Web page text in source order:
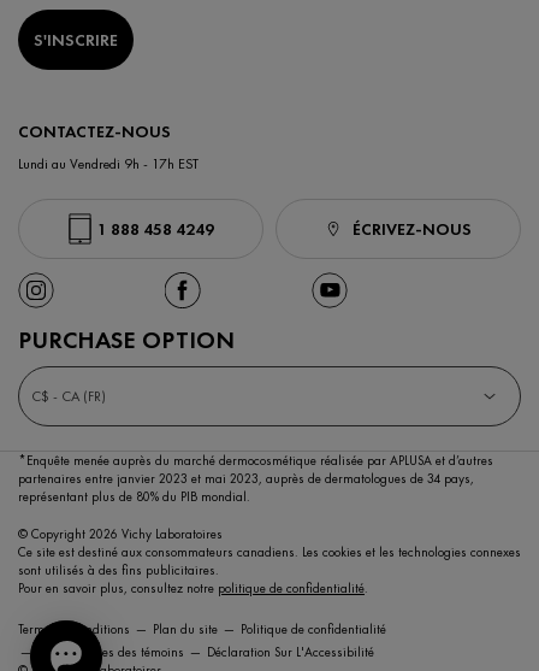
S'INSCRIRE
CONTACTEZ-NOUS
Lundi au Vendredi 9h - 17h EST
1 888 458 4249 ÉCRIVEZ-NOUS
PURCHASE OPTION
C$ - CA (FR)
*Enquête menée auprès du marché dermocosmétique réalisée par APLUSA et d’autres
partenaires entre janvier 2023 et mai 2023, auprès de dermatologues de 34 pays,
représentant plus de 80% du PIB mondial.
© Copyright 2026 Vichy Laboratoires
Ce site est destiné aux consommateurs canadiens. Les cookies et les technologies connexes
sont utilisés à des fins publicitaires.
Pour en savoir plus, consultez notre politique de confidentialité.
Termes et conditions Plan du site
Politique de confidentialité
Paramétrages des témoins
Déclaration Sur L'Accessibilité